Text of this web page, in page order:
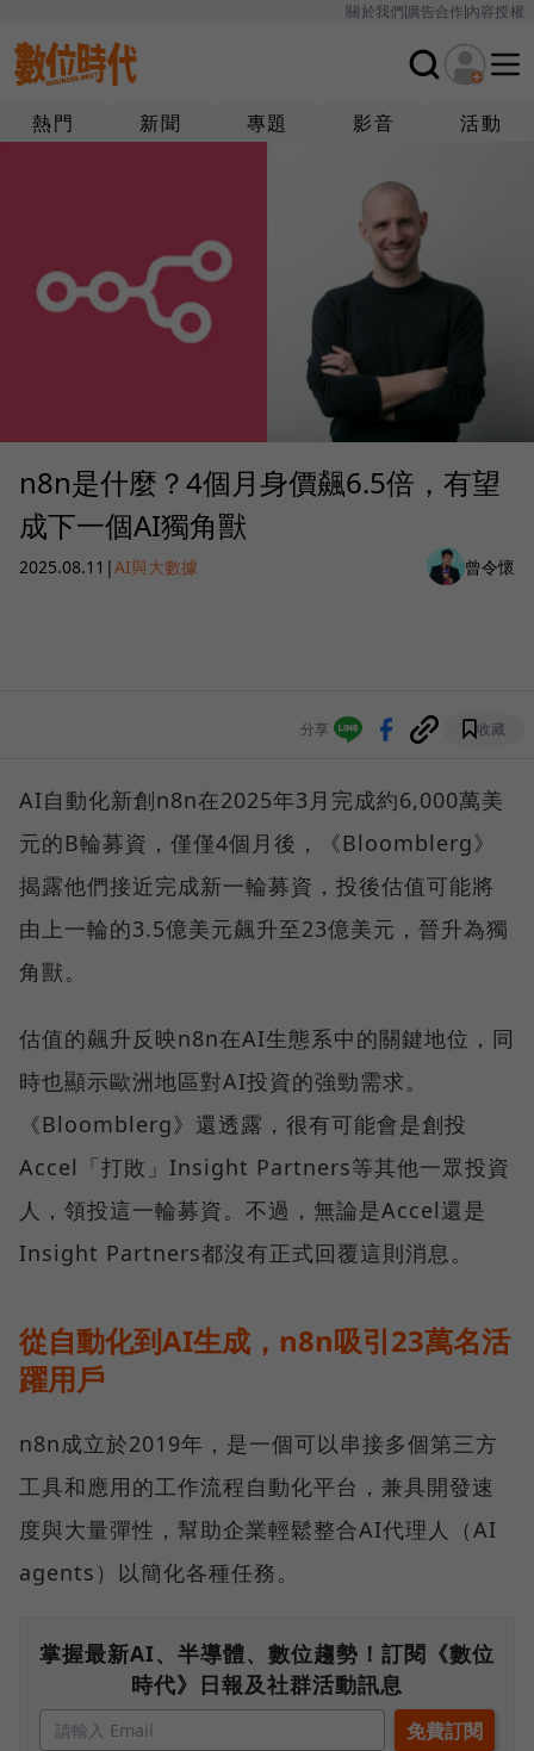
關於我們廣告合作內容授權
熱門 新聞 專題 影音 活動
n8n是什麼？4個月身價飆6.5倍，有望
成下一個AI獨角獸
2025.08.11 |AI與大數據 曾令懷
分享 收藏
AI自動化新創n8n在2025年3月完成約6,000萬美
元的B輪募資，僅僅4個月後，《Bloomblerg》
揭露他們接近完成新一輪募資，投後估值可能將
由上一輪的3.5億美元飆升至23億美元，晉升為獨
角獸。
估值的飆升反映n8n在AI生態系中的關鍵地位，同
時也顯示歐洲地區對AI投資的強勁需求。
《Bloomblerg》還透露，很有可能會是創投
Accel「打敗」Insight Partners等其他一眾投資
人，領投這一輪募資。不過，無論是Accel還是
Insight Partners都沒有正式回覆這則消息。
從自動化到AI生成，n8n吸引23萬名活
躍用戶
n8n成立於2019年，是一個可以串接多個第三方
工具和應用的工作流程自動化平台，兼具開發速
度與大量彈性，幫助企業輕鬆整合AI代理人（AI
agents）以簡化各種任務。
掌握最新AI、半導體、數位趨勢！訂閱《數位
時代》日報及社群活動訊息